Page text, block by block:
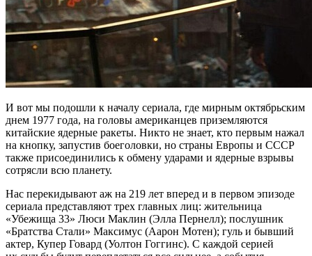
И вот мы подошли к началу сериала, где мирным октябрьским
днем 1977 года, на головы американцев приземляются
китайские ядерные ракеты. Никто не знает, кто первым нажал
на кнопку, запустив боеголовки, но страны Европы и СССР
также присоединились к обмену ударами и ядерные взрывы
сотрясли всю планету.
Нас перекидывают аж на 219 лет вперед и в первом эпизоде
сериала представляют трех главных лиц: жительница
«Убежища 33» Люси Маклин (Элла Пернелл); послушник
«Братства Стали» Максимус (Аарон Мотен); гуль и бывший
актер, Купер Говард (Уолтон Гоггинс). С каждой серией